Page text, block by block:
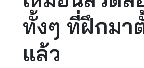
ทั้งๆ ที่ฝึกมา
แล้ว